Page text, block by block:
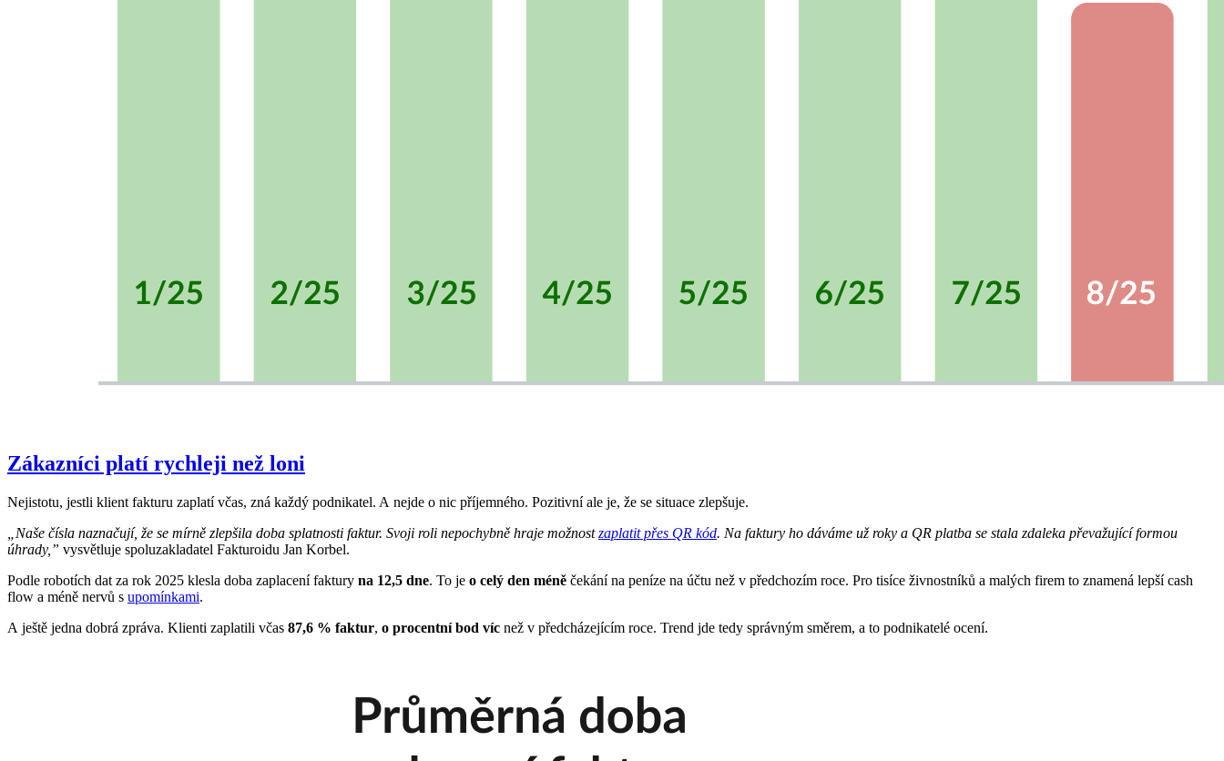
Zákazníci platí rychleji než loni
Nejistotu, jestli klient fakturu zaplatí včas, zná každý podnikatel. A nejde o nic příjemného. Pozitivní ale je, že se situace zlepšuje.
„Naše čísla naznačují, že se mírně zlepšila doba splatnosti faktur. Svoji roli nepochybně hraje možnostzaplatit přes QR kód. Na faktury ho dáváme už roky a QR platba se stala zdaleka převažující formou
úhrady,” vysvětluje spoluzakladatel Fakturoidu Jan Korbel.
Podle robotích dat za rok 2025 klesla doba zaplacení faktury na 12,5 dne. To je o celý den méně čekání na peníze na účtu než v předchozím roce. Pro tisíce živnostníků a malých firem to znamená lepší cash
flow a méně nervů s upomínkami.
A ještě jedna dobrá zpráva. Klienti zaplatili včas 87,6 % faktur, o procentní bod víc než v předcházejícím roce. Trend jde tedy správným směrem, a to podnikatelé ocení.